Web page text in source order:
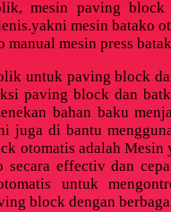
mesin paving
mesin batako
manual mesin press
untuk paving block
paving block dan
bahan baku
juga di bantu
otomatis adalah
secara effectiv dan
untuk
block dengan